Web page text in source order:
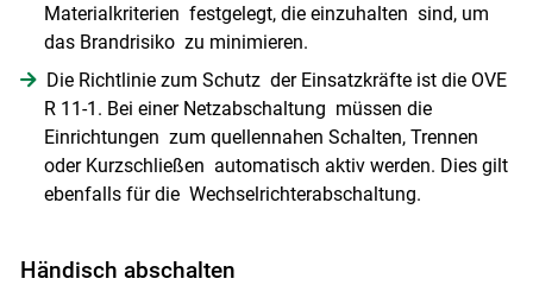
Materialkriterien festgelegt, die einzuhalten sind, um
das Brandrisiko zu minimieren.
Die Richtlinie zum Schutz der Einsatzkräfte ist die OVE
R 11-1. Bei einer Netzabschaltung müssen die
Einrichtungen zum quellennahen Schalten, Trennen
oder Kurzschließen automatisch aktiv werden. Dies gilt
ebenfalls für die Wechselrichterabschaltung.
Händisch abschalten